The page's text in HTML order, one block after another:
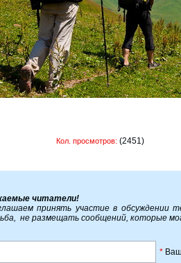
Кол. просмотров:
читатели!
принять участие в обсуждении
не размещать сообщений, которые
*